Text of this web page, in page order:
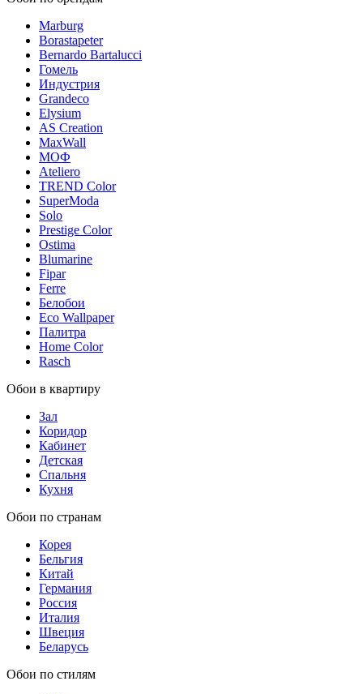
Marburg
Borastapeter
Bernardo Bartalucci
Гомель
Индустрия
Grandeco
Elysium
AS Creation
MaxWall
МОФ
Ateliero
TREND Color
SuperModa
Solo
Prestige Color
Ostima
Blumarine
Fipar
Ferre
Белобои
Eco Wallpaper
Палитра
Home Color
Rasch
Обои в квартиру
Зал
Коридор
Кабинет
Детская
Спальня
Кухня
Обои по странам
Корея
Бельгия
Китай
Германия
Россия
Италия
Швеция
Беларусь
Обои по стилям